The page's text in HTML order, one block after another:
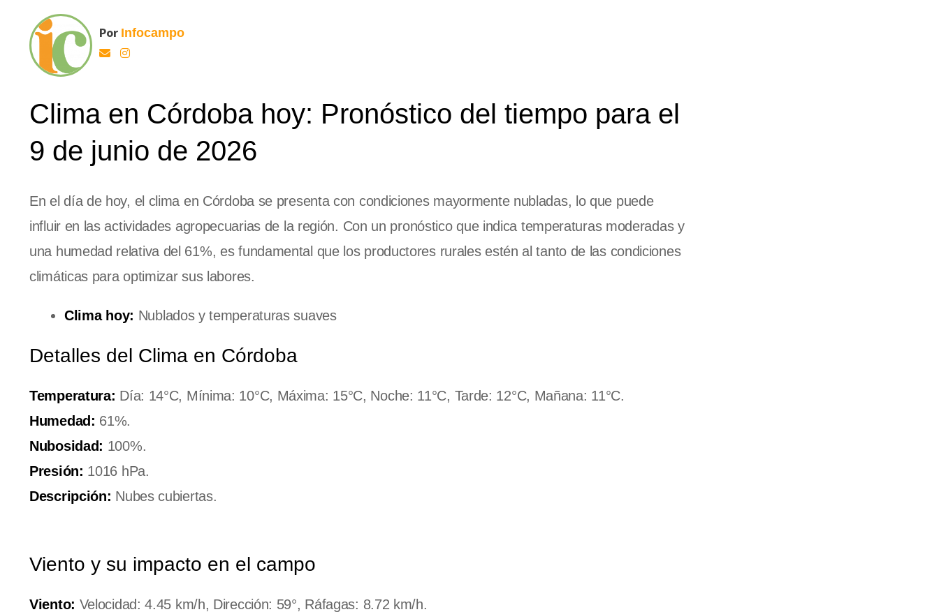
Por Infocampo
Clima en Córdoba hoy: Pronóstico del tiempo para el
9 de junio de 2026
En el día de hoy, el clima en Córdoba se presenta con condiciones mayormente nubladas, lo que puede
influir en las actividades agropecuarias de la región. Con un pronóstico que indica temperaturas moderadas y
una humedad relativa del 61%, es fundamental que los productores rurales estén al tanto de las condiciones
climáticas para optimizar sus labores.
Clima hoy: Nublados y temperaturas suaves
Detalles del Clima en Córdoba
Temperatura: Día: 14°C, Mínima: 10°C, Máxima: 15°C, Noche: 11°C, Tarde: 12°C, Mañana: 11°C.
Humedad: 61%.
Nubosidad: 100%.
Presión: 1016 hPa.
Descripción: Nubes cubiertas.
Viento y su impacto en el campo
Viento: Velocidad: 4.45 km/h, Dirección: 59°, Ráfagas: 8.72 km/h.